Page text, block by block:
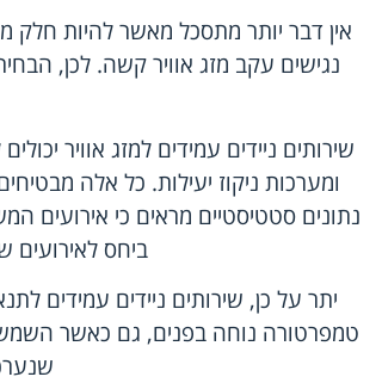
אין דבר יותר מתסכל מאשר להיות חלק
נגישים עקב מזג אוויר קשה. לכן,
שירותים ניידים עמידים למזג אוויר
ומערכות ניקוז יעילות. כל אלה
ביחס לאירועים
יתר על כן, שירותים ניידים עמידים
טמפרטורה נוחה בפנים, גם כאשר השמש